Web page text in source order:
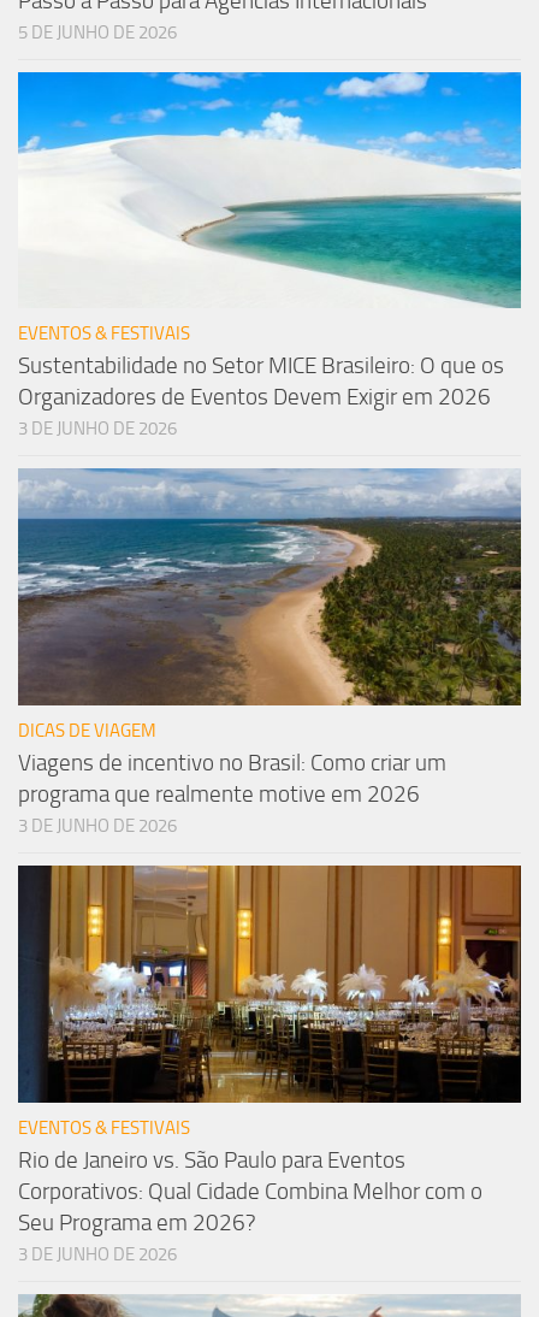
5 DE JUNHO DE 2026
EVENTOS & FESTIVAIS
Sustentabilidade no Setor MICE Brasileiro: O que os
Organizadores de Eventos Devem Exigir em 2026
3 DE JUNHO DE 2026
DICAS DE VIAGEM
Viagens de incentivo no Brasil: Como criar um
programa que realmente motive em 2026
3 DE JUNHO DE 2026
EVENTOS & FESTIVAIS
Rio de Janeiro vs. São Paulo para Eventos
Corporativos: Qual Cidade Combina Melhor com o
Seu Programa em 2026?
3 DE JUNHO DE 2026